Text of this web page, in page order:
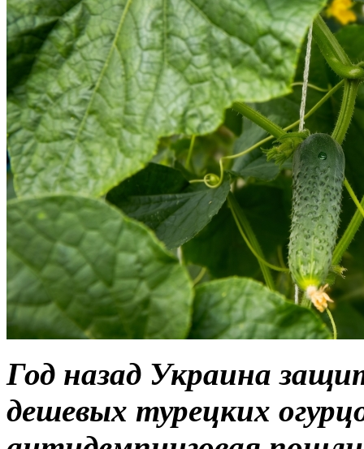
Год назад Украина
дешевых турецких